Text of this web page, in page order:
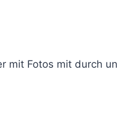
mit Fotos mit durch